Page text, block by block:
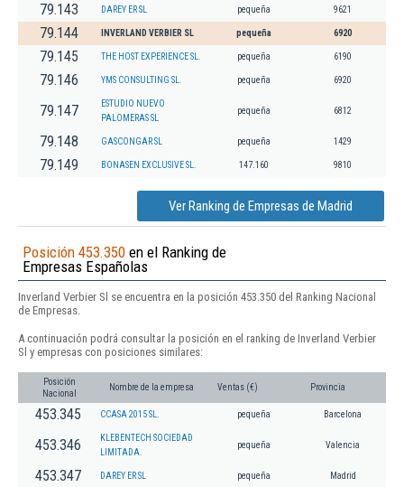
79.143 DAREY ER SL pequeña 9621
79.144 INVERLAND VERBIER SL pequeña 6920
79.145 THE HOST EXPERIENCE SL. pequeña 6190
79.146 YMS CONSULTING SL. pequeña 6920
79.147
ESTUDIO NUEVO
PALOMERAS SL
pequeña 6812
79.148 GASCONGAR SL pequeña 1429
79.149 BONASEN EXCLUSIVE SL. 147.160 9810
Ver Ranking de Empresas de Madrid
Posición 453.350 en el Ranking de
Empresas Españolas
Inverland Verbier Sl se encuentra en la posición 453.350 del Ranking Nacional
de Empresas.
A continuación podrá consultar la posición en el ranking de Inverland Verbier
Sl y empresas con posiciones similares:
Posición
Nacional
Nombre de la empresa Ventas (€) Provincia
453.345 CCASA 2015 SL. pequeña Barcelona
453.346
KLEBENTECH SOCIEDAD
LIMITADA.
pequeña Valencia
453.347 DAREY ER SL pequeña Madrid